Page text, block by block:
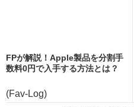
FPが解説！Apple製品を分割手
数料0円で入手する方法とは？
(Fav-Log)